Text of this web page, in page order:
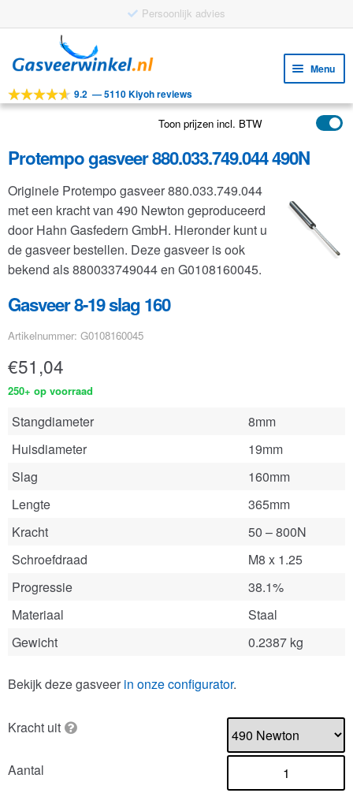
Persoonlijk advies
door
navigatie
naar
inhoud
Menu
Tools
Toepassingen
Klantenservice
FAQ
9.2 —5110 Kiyoh reviews
Toon prijzen incl. BTW
Protempo gasveer 880.033.749.044 490N
Originele Protempo gasveer 880.033.749.044
met een kracht van 490 Newton geproduceerd
door Hahn Gasfedern GmbH. Hieronder kunt u
de gasveer bestellen. Deze gasveer is ook
bekend als 880033749044 en G0108160045.
Gasveer 8-19 slag 160
Artikelnummer: G0108160045
€51,04
250+ op voorraad
Stangdiameter
8mm
Huisdiameter
19mm
Slag
160mm
Lengte
365mm
Kracht
50 – 800N
Schroefdraad
M8 x 1.25
Progressie
38.1%
Materiaal
Staal
Gewicht
0.2387 kg
Bekijk deze gasveer in onze configurator.
Kracht uit
Aantal